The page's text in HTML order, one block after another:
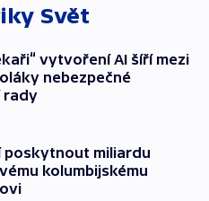
Svět
vytvoření AI šíří mezi
nebezpečné
rady
poskytnout miliardu
kolumbijskému